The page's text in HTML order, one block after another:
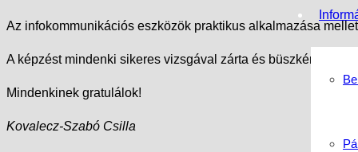
Az infokommunikációs eszközök praktikus alkalmazása
A képzést mindenki sikeres vizsgával zárta és büszkén
Mindenkinek gratulálok!
Kovalecz-Szabó Csilla